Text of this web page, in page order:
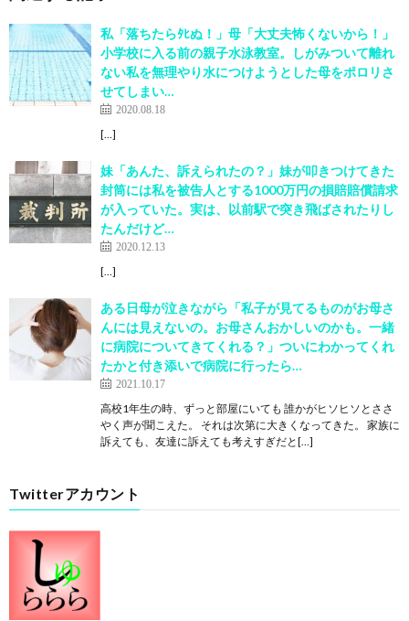
私「落ちたらﾀﾋぬ！」母「大丈夫怖くないから！」
小学校に入る前の親子水泳教室。しがみついて離れ
ない私を無理やり水につけようとした母をポロリさ
せてしまい…
2020.08.18
[…]
妹「あんた、訴えられたの？」妹が叩きつけてきた
封筒には私を被告人とする1000万円の損賠賠償請求
が入っていた。実は、以前駅で突き飛ばされたりし
たんだけど…
2020.12.13
[…]
ある日母が泣きながら「私子が見てるものがお母さ
んには見えないの。お母さんおかしいのかも。一緒
に病院についてきてくれる？」ついにわかってくれ
たかと付き添いで病院に行ったら…
2021.10.17
高校1年生の時、ずっと部屋にいても 誰かがヒソヒソとささ
やく声が聞こえた。 それは次第に大きくなってきた。 家族に
訴えても、友達に訴えても考えすぎだと[…]
Twitterアカウント